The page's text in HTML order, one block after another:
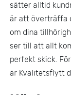
sätter alltid
är att överträffa
om dina
ser till att allt
perfekt skick.
är Kvalitetsflytt